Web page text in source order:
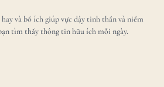
và bổ ích giúp vực dậy tinh thần và niềm
tìm thấy thông tin hữu ích mỗi ngày.